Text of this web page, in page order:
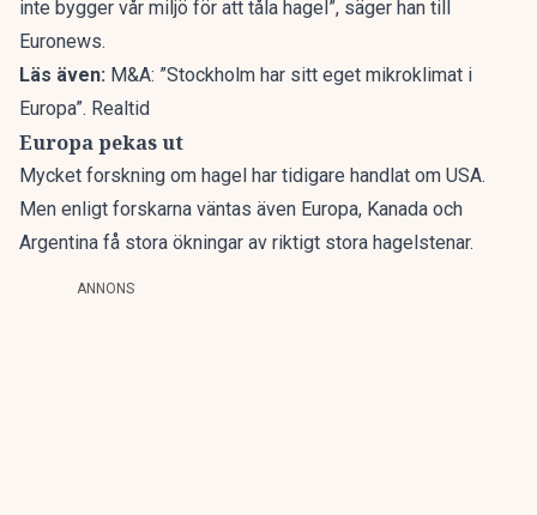
inte bygger vår miljö för att tåla hagel”, säger han till
Euronews.
Läs även: M&A: ”Stockholm har sitt eget mikroklimat i
Europa”. Realtid
Europa pekas ut
Mycket forskning om hagel har tidigare handlat om USA.
Men enligt forskarna väntas även Europa, Kanada och
Argentina få stora ökningar av riktigt stora hagelstenar.
ANNONS